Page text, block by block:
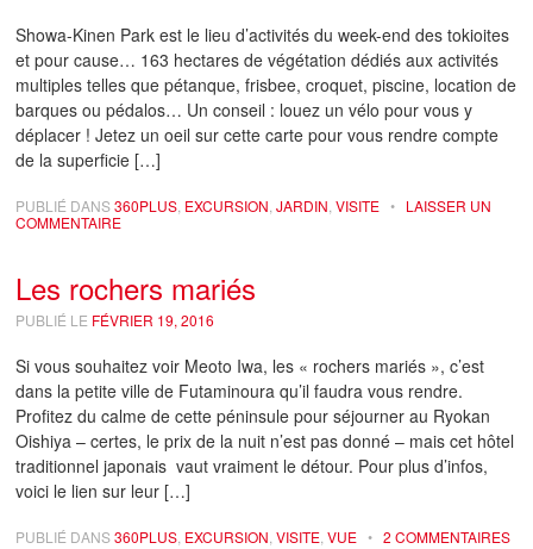
Showa-Kinen Park est le lieu d’activités du week-end des tokioites
et pour cause… 163 hectares de végétation dédiés aux activités
multiples telles que pétanque, frisbee, croquet, piscine, location de
barques ou pédalos… Un conseil : louez un vélo pour vous y
déplacer ! Jetez un oeil sur cette carte pour vous rendre compte
de la superficie […]
PUBLIÉ DANS360PLUS EXCURSION ,JARDIN ,VISITE • LAISSER UN
COMMENTAIRE
Les rochers mariés
PUBLIÉ LE FÉVRIER 19, 2016
Si vous souhaitez voir Meoto Iwa, les « rochers mariés », c’est
dans la petite ville de Futaminoura qu’il faudra vous rendre.
Profitez du calme de cette péninsule pour séjourner au Ryokan
Oishiya – certes, le prix de la nuit n’est pas donné – mais cet hôtel
traditionnel japonais vaut vraiment le détour. Pour plus d’infos,
voici le lien sur leur […]
PUBLIÉ DANS360PLUS EXCURSION ,VISITE ,VUE • 2 COMMENTAIRES